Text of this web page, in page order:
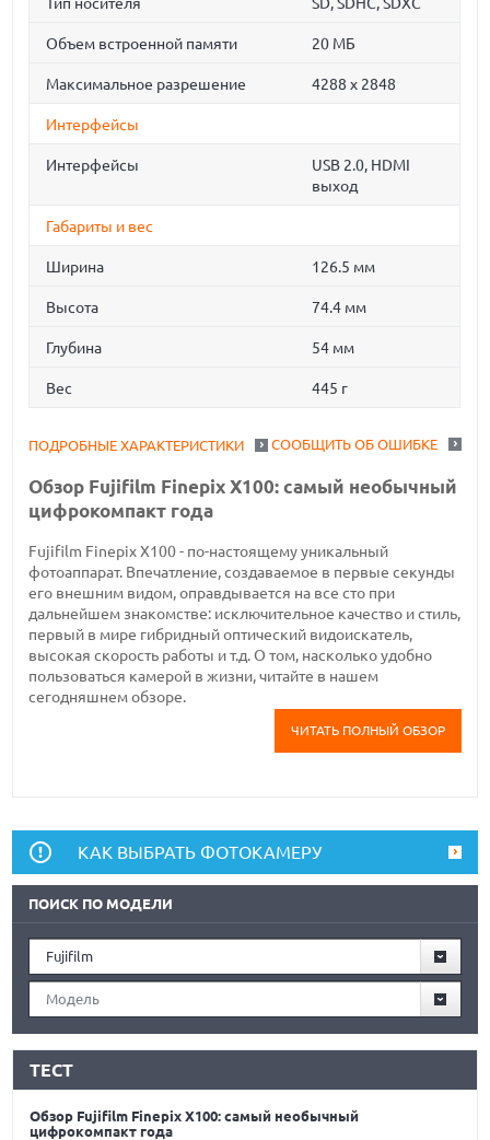
Тип носителя SD, SDHC, SDXC
Объем встроенной памяти 20 МБ
Максимальное разрешение 4288 x 2848
Интерфейсы
Интерфейсы
USB 2.0, HDMI
выход
Габариты и вес
Ширина 126.5 мм
Высота 74.4 мм
Глубина 54 мм
Вес 445 г
СООБЩИТЬ ОБ ОШИБКЕ
ПОДРОБНЫЕ ХАРАКТЕРИСТИКИ
Обзор Fujifilm Finepix X100: самый необычный
цифрокомпакт года
Fujifilm Finepix X100 - по-настоящему уникальный
фотоаппарат. Впечатление, создаваемое в первые секунды
его внешним видом, оправдывается на все сто при
дальнейшем знакомстве: исключительное качество и стиль,
первый в мире гибридный оптический видоискатель,
высокая скорость работы и т.д. О том, насколько удобно
пользоваться камерой в жизни, читайте в нашем
сегодняшнем обзоре.
ЧИТАТЬ ПОЛНЫЙ ОБЗОР
КАК ВЫБРАТЬ ФОТОКАМЕРУ
ПОИСК ПО МОДЕЛИ
Fujifilm
Модель
ТЕСТ
Обзор Fujifilm Finepix X100: самый необычный
цифрокомпакт года